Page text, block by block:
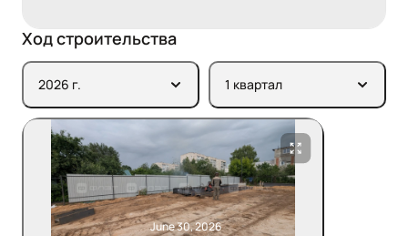
Ход строительства
2026 г. 1 квартал
June 30, 2026